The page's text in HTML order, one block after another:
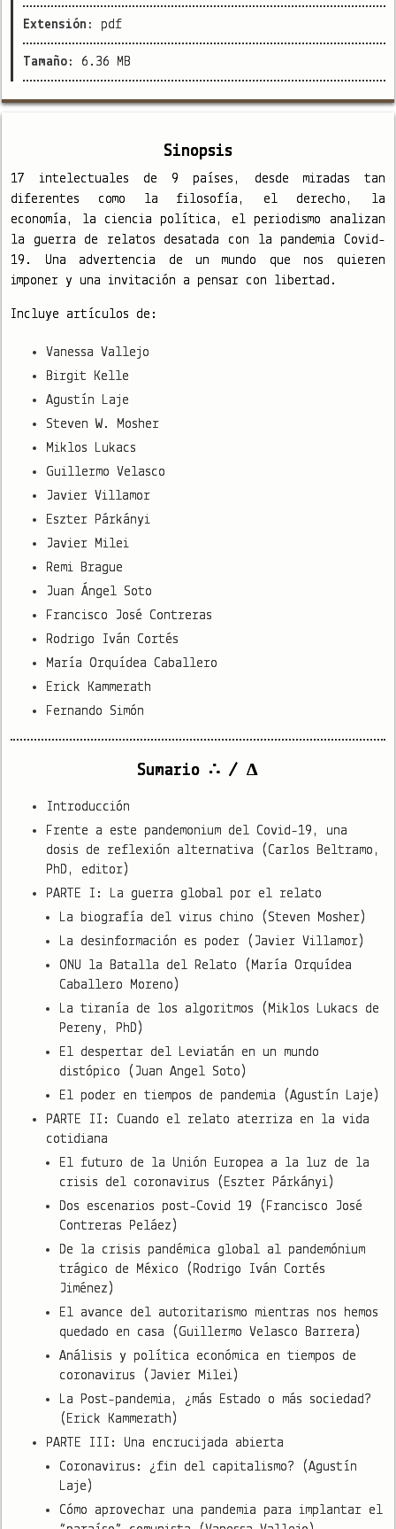
Extensión: pdf
Tamaño: 6.36 MB
Sinopsis
17 intelectuales de 9 países, desde miradas tan
diferentes como la filosofía, el derecho, la
economía, la ciencia política, el periodismo analizan
la guerra de relatos desatada con la pandemia Covid-
19. Una advertencia de un mundo que nos quieren
imponer y una invitación a pensar con libertad.
Incluye artículos de:
Vanessa Vallejo
Birgit Kelle
Agustín Laje
Steven W. Mosher
Miklos Lukacs
Guillermo Velasco
Javier Villamor
Eszter Párkányi
Javier Milei
Remi Brague
Juan Ángel Soto
Francisco José Contreras
Rodrigo Iván Cortés
María Orquídea Caballero
Erick Kammerath
Fernando Simón
Sumario ∴ / Δ
Introducción
Frente a este pandemonium del Covid-19, una
dosis de reflexión alternativa (Carlos Beltramo,
PhD, editor)
PARTE I: La guerra global por el relato
La biografía del virus chino (Steven Mosher)
La desinformación es poder (Javier Villamor)
ONU la Batalla del Relato (María Orquídea
Caballero Moreno)
La tiranía de los algoritmos (Miklos Lukacs de
Pereny, PhD)
El despertar del Leviatán en un mundo
distópico (Juan Angel Soto)
El poder en tiempos de pandemia (Agustín Laje)
PARTE II: Cuando el relato aterriza en la vida
cotidiana
El futuro de la Unión Europea a la luz de la
crisis del coronavirus (Eszter Párkányi)
Dos escenarios post-Covid 19 (Francisco José
Contreras Peláez)
De la crisis pandémica global al pandemónium
trágico de México (Rodrigo Iván Cortés
Jiménez)
El avance del autoritarismo mientras nos hemos
quedado en casa (Guillermo Velasco Barrera)
Análisis y política económica en tiempos de
coronavirus (Javier Milei)
La Post-pandemia, ¿más Estado o más sociedad?
(Erick Kammerath)
PARTE III: Una encrucijada abierta
Coronavirus: ¿fin del capitalismo? (Agustín
Laje)
Cómo aprovechar una pandemia para implantar el